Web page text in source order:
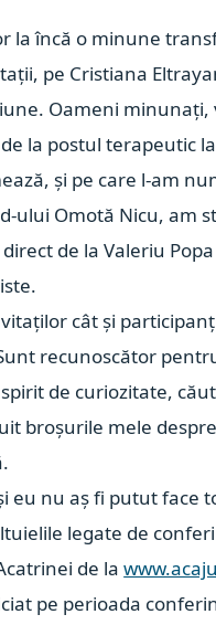
la încă o minune
pe Cristiana
Oameni minunați,
la postul terapeutic
și pe care l-am
ului Omotă Nicu, am
de la Valeriu
cât și
recunoscător
de curiozitate,
broșurile mele
eu nu aș fi putut
legate de
de la
pe perioada